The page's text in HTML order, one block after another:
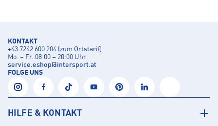
KONTAKT
+43 7242 600 204 (zum Ortstarif)
Mo. – Fr. 08:00 – 20:00 Uhr
service.eshop@intersport.at
FOLGE UNS
HILFE & KONTAKT